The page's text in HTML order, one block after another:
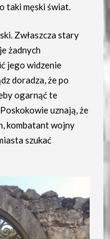
taki męski świat.
Zwłaszcza stary
żadnych
jego widzenie
doradza, że po
ogarnąć te
uznają, że
kombatant wojny
szukać